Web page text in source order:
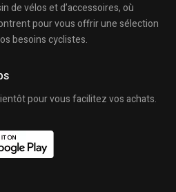
de vélos et d’accessoires, où
pour vous offrir une sélection
besoins cyclistes.
pour vous facilitez vos achats.